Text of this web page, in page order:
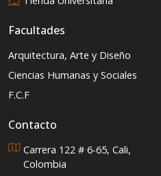
Facultades
Arquitectura, Arte y Diseño
Ciencias Humanas y Sociales
F.C.F
Contacto
Carrera 122 # 6-65, Cali,
Colombia